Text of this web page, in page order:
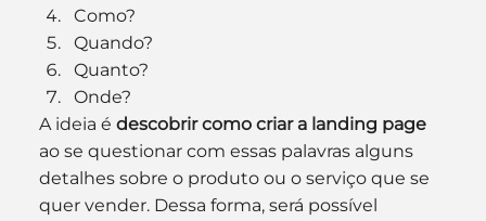
Como?
Quando?
Quanto?
Onde?
A ideia é descobrir como criar a landing page
ao se questionar com essas palavras alguns
detalhes sobre o produto ou o serviço que se
quer vender. Dessa forma, será possível